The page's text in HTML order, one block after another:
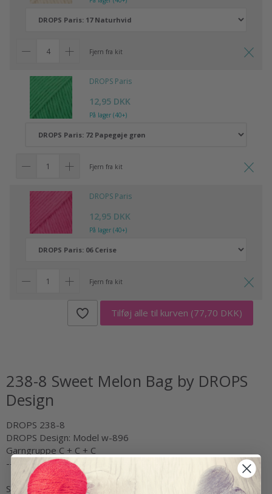
Fjern fra kit
DROPS Paris
12,95 DKK
På lager (40+)
Fjern fra kit
DROPS Paris
12,95 DKK
På lager (40+)
Fjern fra kit
Tilføj alle til kurven (77,70 DKK)
238-8 Sweet Melon Bag by DROPS
Design
DROPS 238-8
DROPS Design: Model w-896
Garngruppe C + C + C
-------------------------------------------------------
STØRRELSE: